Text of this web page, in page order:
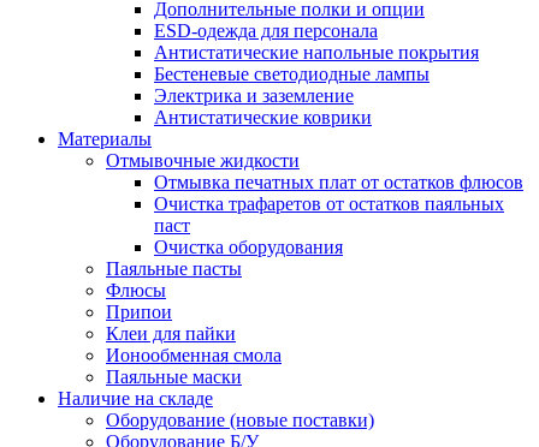
Дополнительные полки и опции
ESD-одежда для персонала
Антистатические напольные покрытия
Бестеневые светодиодные лампы
Электрика и заземление
Антистатические коврики
Материалы
Отмывочные жидкости
Отмывка печатных плат от остатков флюсов
Очистка трафаретов от остатков паяльных
паст
Очистка оборудования
Паяльные пасты
Флюсы
Припои
Клеи для пайки
Ионообменная смола
Паяльные маски
Наличие на складе
Оборудование (новые поставки)
Оборудование Б/У